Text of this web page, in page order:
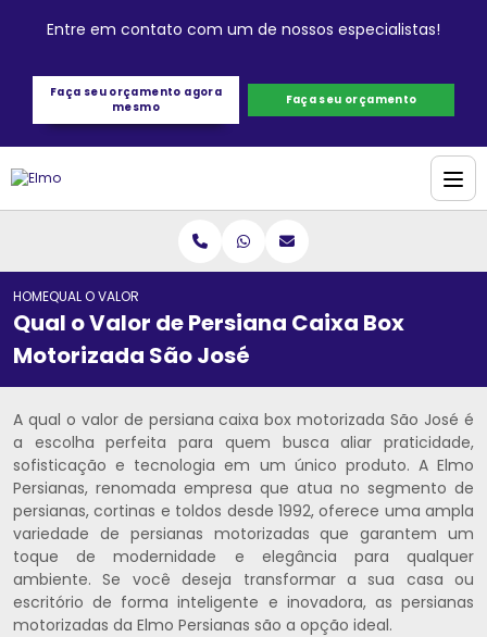
Entre em contato com um de nossos especialistas!
Faça seu orçamento agora
mesmo
Faça seu orçamento
HOMEQUAL O VALOR DE PERSIANA CAIXA BOX MOTORIZADA SÃO JOSÉ
Qual o Valor de Persiana Caixa Box
Motorizada São José
A qual o valor de persiana caixa box motorizada São José é
a escolha perfeita para quem busca aliar praticidade,
sofisticação e tecnologia em um único produto. A Elmo
Persianas, renomada empresa que atua no segmento de
persianas, cortinas e toldos desde 1992, oferece uma ampla
variedade de persianas motorizadas que garantem um
toque de modernidade e elegância para qualquer
ambiente. Se você deseja transformar a sua casa ou
escritório de forma inteligente e inovadora, as persianas
motorizadas da Elmo Persianas são a opção ideal.